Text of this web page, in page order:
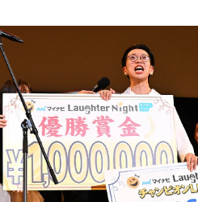
イベント・グッズ